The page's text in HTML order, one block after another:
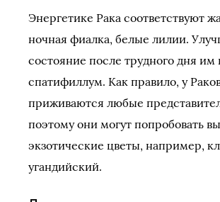
Энергетике Рака соответствуют
ночная фиалка, белые лилии.
состояние после трудного дня
спатифиллум. Как правило, у
приживаются любые
поэтому они могут попробовать
экзотические цветы, например,
угандийский.